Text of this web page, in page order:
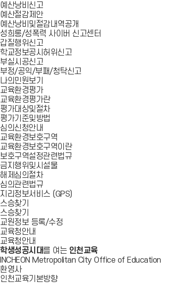
예산낭비신고
예산절감제안
예산낭비및절감내역공개
성희롱/성폭력 사이버 신고센터
갑질행위신고
학교정보공시허위신고
부실시공신고
부정/공익/부패/청탁신고
나의민원보기
교육환경평가
교육환경평가란
평가대상및절차
평가기준및방법
심의신청안내
교육환경보호구역
교육환경보호구역이란
보호구역설정관련법규
금지행위및시설물
해제심의절차
심의관련법규
지리정보서비스 (GPS)
스승찾기
스승찾기
교원정보 등록/수정
교육청안내
교육청안내
학생성공시대를 여는 인천교육
INCHEON Metropolitan City Office of Education
환영사
인천교육기본방향